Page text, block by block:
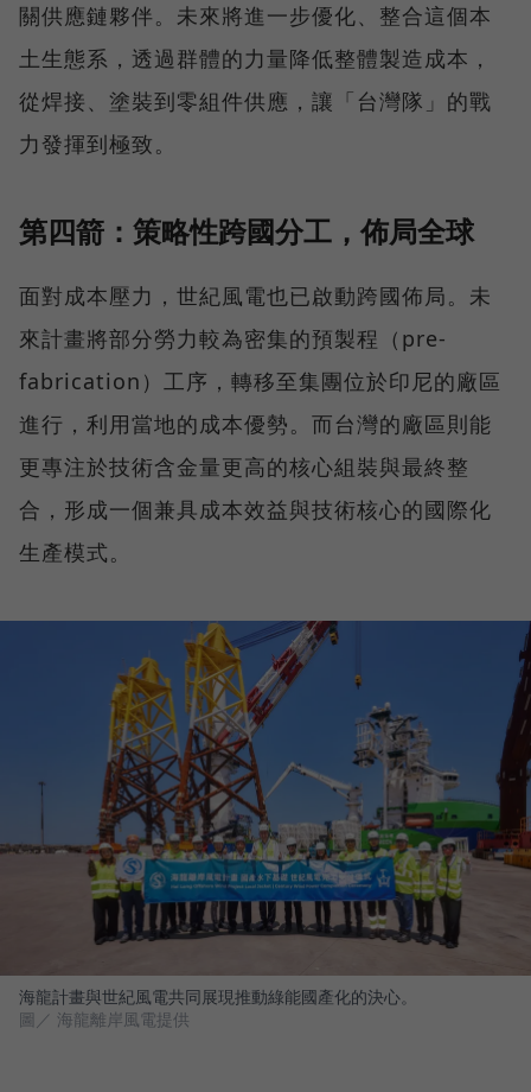
關供應鏈夥伴。未來將進一步優化、整合這個本
土生態系，透過群體的力量降低整體製造成本，
從焊接、塗裝到零組件供應，讓「台灣隊」的戰
力發揮到極致。
第四箭：策略性跨國分工，佈局全球
面對成本壓力，世紀風電也已啟動跨國佈局。未
來計畫將部分勞力較為密集的預製程（pre-
fabrication）工序，轉移至集團位於印尼的廠區
進行，利用當地的成本優勢。而台灣的廠區則能
更專注於技術含金量更高的核心組裝與最終整
合，形成一個兼具成本效益與技術核心的國際化
生產模式。
海龍計畫與世紀風電共同展現推動綠能國產化的決心。
圖／ 海龍離岸風電提供